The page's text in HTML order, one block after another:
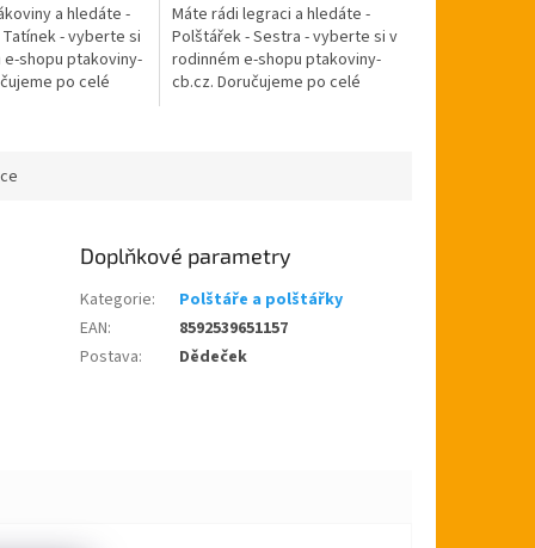
a hledáte -
- vyberte si
shopu ptakoviny-
po celé
Máte rádi legraci a hledáte -
Polštářek - Sestra - vyberte si v
rodinném e-shopu ptakoviny-
cb.cz. Doručujeme po celé
Doplňkové parametry
Kategorie:
Polštáře a polštářky
EAN:
8592539651157
Postava: Dědeček